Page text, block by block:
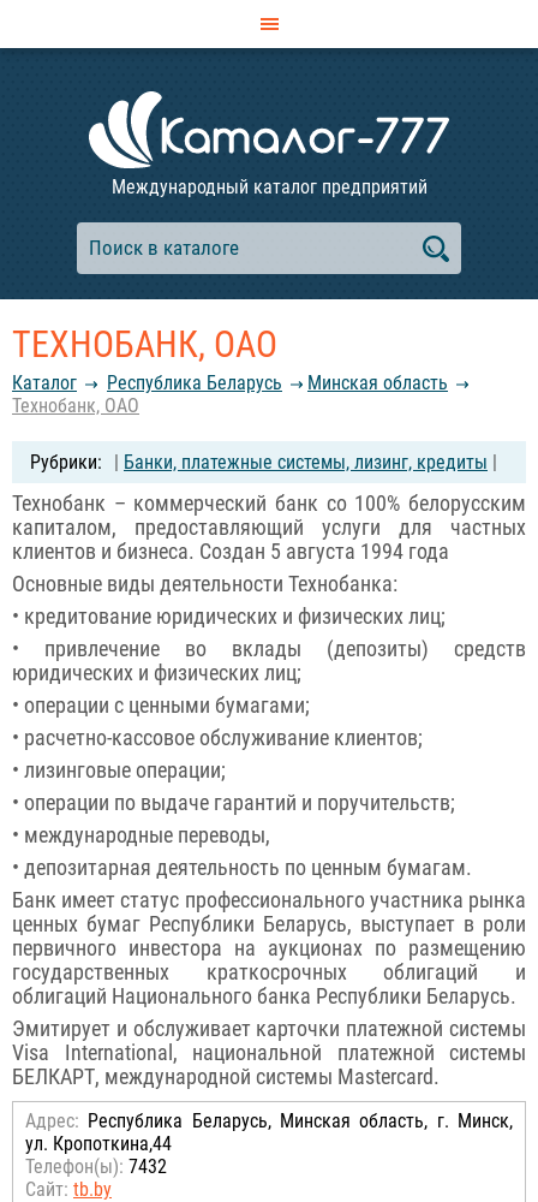
Международный каталог предприятий
ТЕХНОБАНК, ОАО
Каталог Республика Беларусь
Минская область
Технобанк, ОАО
| Банки, платежные системы, лизинг, кредиты |
Технобанк – коммерческий банк со 100% белорусским
капиталом, предоставляющий услуги для частных
клиентов и бизнеса. Создан 5 августа 1994 года
Основные виды деятельности Технобанка:
• кредитование юридических и физических лиц;
• привлечение во вклады (депозиты) средств
юридических и физических лиц;
• операции с ценными бумагами;
• расчетно-кассовое обслуживание клиентов;
• лизинговые операции;
• операции по выдаче гарантий и поручительств;
• международные переводы,
• депозитарная деятельность по ценным бумагам.
Банк имеет статус профессионального участника рынка
ценных бумаг Республики Беларусь, выступает в роли
первичного инвестора на аукционах по размещению
государственных краткосрочных облигаций и
облигаций Национального банка Республики Беларусь.
Эмитирует и обслуживает карточки платежной системы
Visa International, национальной платежной системы
БЕЛКАРТ, международной системы Masterсard.
Адрес: Республика Беларусь, Минская область, г. Минск,
ул. Кропоткина,44
Телефон(ы): 7432
Сайт: tb.by